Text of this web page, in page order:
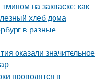
на закваске: как
хлеб дома
в разные
оказали значительное
проводятся в